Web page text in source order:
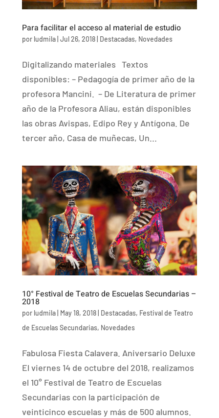
Para facilitar el acceso al material de estudio
por ludmila| Jul 26, 2018| Destacadas, Novedades
Digitalizando materiales Textos
disponibles: – Pedagogía de primer año de la
profesora Mancini. – De Literatura de primer
año de la Profesora Aliau, están disponibles
las obras Avispas, Edipo Rey y Antígona. De
tercer año, Casa de muñecas, Un...
10° Festival de Teatro de Escuelas Secundarias –
2018
por ludmila| May 18, 2018| Destacadas, Festival de Teatro
de Escuelas Secundarias, Novedades
Fabulosa Fiesta Calavera. Aniversario Deluxe
El viernes 14 de octubre del 2018, realizamos
el 10° Festival de Teatro de Escuelas
Secundarias con la participación de
veinticinco escuelas y más de 500 alumnos.